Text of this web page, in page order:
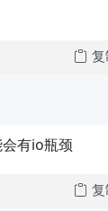
复
有io瓶颈
复